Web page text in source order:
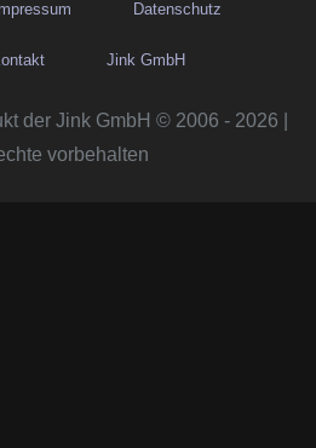
Impressum Datenschutz
Jink GmbH
der Jink GmbH © 2006 - 2026 |
vorbehalten